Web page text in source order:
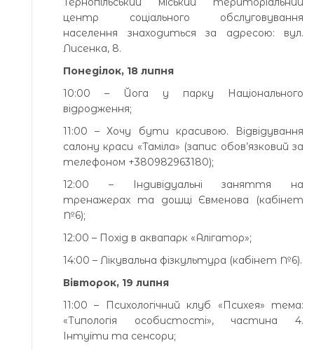
центр соціального обслуговування
населення знаходиться за адресою: вул.
Лисенка, 8.
Понеділок, 18 липня
10:00 – Йога у парку Національного
відродження;
11:00 – Хочу бути красивою. Відвідування
салону краси «Таміла» (запис обов’язковий за
телефоном +380982963180);
12:00 – Індивідуальні заняття на
тренажерах та дошці Євменова (кабінет
№6);
12:00 – Похід в аквапарк «Алігатор»;
14:00 – Лікувальна фізкультура (кабінет №6).
Вівторок, 19 липня
11:00 – Психологічний клуб «Психея» тема:
«Типологія особистості», частина 4.
Інтуїти та сенсори;